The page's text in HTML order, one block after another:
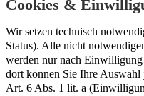
Cookies &
Wir setzen technisch
Status). Alle nicht
werden nur nach Einwilligung
dort können Sie Ihre Auswahl
Art. 6 Abs. 1 lit. a